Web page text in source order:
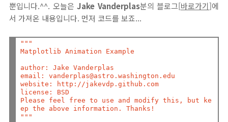
뿐입니다.^^. 오늘은 Jake Vanderplas분의 블로그[바로가기]에
서 가져온 내용입니다. 먼저 코드를 보죠...
"""
Matplotlib Animation Example
author: Jake Vanderplas
email: vanderplas@astro.washington.edu
website: http://jakevdp.github.com
license: BSD
Please feel free to use and modify this, but ke
ep the above information. Thanks!
"""